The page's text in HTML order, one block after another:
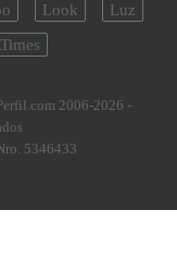
Look
Luz
2006-2026 -
5346433